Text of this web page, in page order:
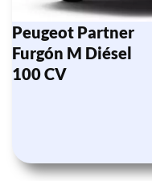
Peugeot Partner
Furgón M Diésel
100 CV